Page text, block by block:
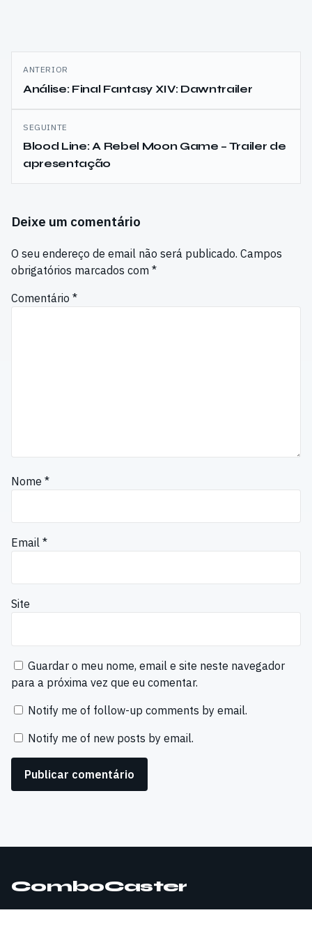
Navegação
de
artigos
ANTERIOR
Análise: Final Fantasy XIV: Dawntrailer
SEGUINTE
Blood Line: A Rebel Moon Game – Trailer de
apresentação
Deixe um comentário
O seu endereço de email não será publicado. Campos
obrigatórios marcados com *
Comentário *
Nome *
Email *
Site
Guardar o meu nome, email e site neste navegador
para a próxima vez que eu comentar.
Notify me of follow-up comments by email.
Notify me of new posts by email.
ComboCaster